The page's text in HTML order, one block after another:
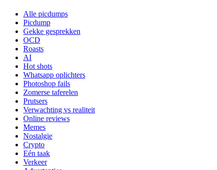
Alle picdumps
Picdump
Gekke gesprekken
OCD
Roasts
AI
Hot shots
Whatsapp oplichters
Photoshop fails
Zomerse taferelen
Prutsers
Verwachting vs realiteit
Online reviews
Memes
Nostalgie
Crypto
Eén taak
Verkeer